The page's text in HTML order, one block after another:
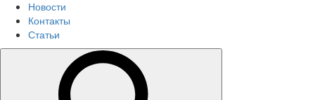
Новости
Контакты
Статьи